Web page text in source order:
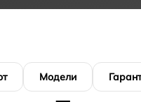
Модели